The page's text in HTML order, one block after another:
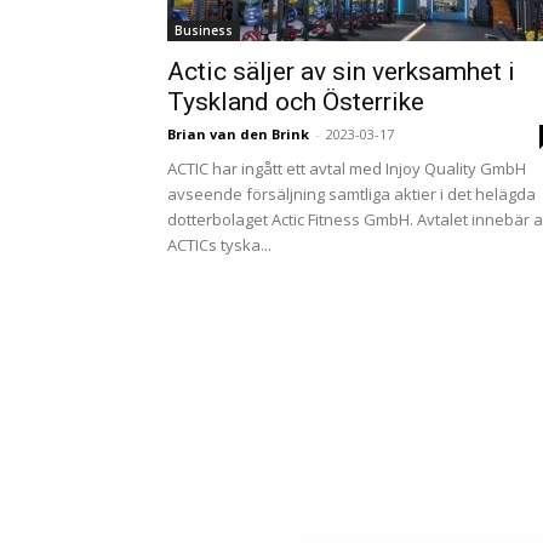
Business
Actic säljer av sin verksamhet i
Tyskland och Österrike
Brian van den Brink - 2023-03-17
ACTIC har ingått ett avtal med Injoy Quality GmbH
avseende försäljning samtliga aktier i det helägda
dotterbolaget Actic Fitness GmbH. Avtalet innebär
ACTICs tyska...